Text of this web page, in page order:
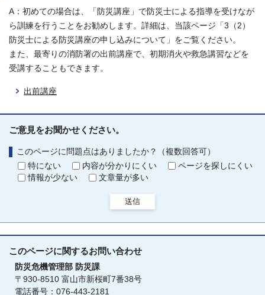
A：初めての場合は、「防災講座」で防災士による指導を受けなが
ら訓練を行うことをお勧めします。詳細は、当該ページ「3（2）
防災士による防災講座の申し込みについて」をご覧ください。
また、最寄りの消防署の出前講座で、初期消火や救急講習などを
受講することもできます。
出前講座
ご意見をお聞かせください。
このページに問題点はありましたか？（複数回答可）
特にない
内容が分かりにくい
ページを探しにくい
情報が少ない
文章量が多い
送信
このページに関するお問い合わせ
防災危機管理部 防災課
〒930-8510 富山市新桜町7番38号
電話番号：076-443-2181